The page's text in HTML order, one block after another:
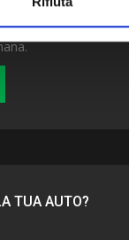
garage.
TUA AUTO?